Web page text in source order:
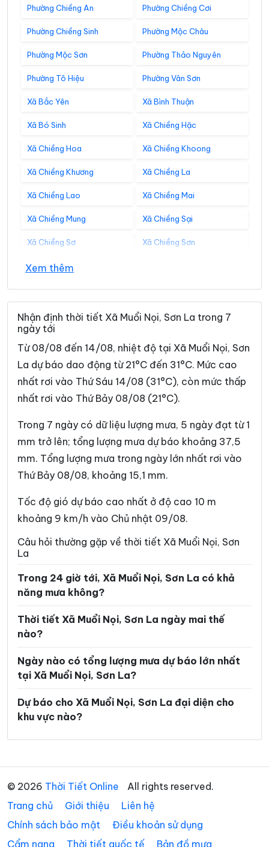
Phường Chiềng An Phường Chiềng Cơi
Phường Chiềng Sinh Phường Mộc Châu
Phường Mộc Sơn Phường Thảo Nguyên
Phường Tô Hiệu Phường Vân Sơn
Xã Bắc Yên Xã Bình Thuận
Xã Bó Sinh Xã Chiềng Hặc
Xã Chiềng Hoa Xã Chiềng Khoong
Xã Chiềng Khương Xã Chiềng La
Xã Chiềng Lao Xã Chiềng Mai
Xã Chiềng Mung Xã Chiềng Sại
Xã Chiềng Sơ Xã Chiềng Sơn
Xã Chiềng Sung
Xã Đoàn Kết Xã Gia Phù
Xã Huổi Một Xã Kim Bon
Xã Long Hẹ
Xã Lóng Sập Xã Mai Sơn
Xã Mường Bám Xã Mường Bang
Xã Mường Chanh
Xã Mường Chiên Xã Mường Cơi
Xã Mường É Xã Mường Giôn
Xã Mường Hung Xã Mường Khiêng
Xã Mường La Xã Mường Lầm
Xã Mường Lạn Xã Mường Lèo
Xã Mường Sại Xã Nậm Lầu
Xã Pắc Ngà
Xã Phiêng Khoài Xã Phiêng Pằn
Xã Phù Yên
Xã Quỳnh Nhai Xã Song Khủa
Xã Sông Mã Xã Sốp Cộp
Xã Suối Tọ
Xã Thuận Châu Xã Tô Múa
Xã Tường Hạ Xã Vân Hồ
Xã Xím Vàng Xã Xuân Nha
Xem thêm
Nhận định thời tiết Xã Muổi Nọi, Sơn La trong 7
ngày tới
Từ 08/08 đến 14/08, nhiệt độ tại Xã Muổi Nọi, Sơn
La dự báo dao động từ 21°C đến 31°C. Mức cao
nhất rơi vào Thứ Sáu 14/08 (31°C), còn mức thấp
nhất rơi vào Thứ Bảy 08/08 (21°C).
Trong 7 ngày có dữ liệu lượng mưa, 5 ngày đạt từ 1
mm trở lên; tổng lượng mưa dự báo khoảng 37,5
mm. Tổng lượng mưa trong ngày lớn nhất rơi vào
Thứ Bảy 08/08, khoảng 15,1 mm.
Tốc độ gió dự báo cao nhất ở độ cao 10 m
khoảng 9 km/h vào Chủ nhật 09/08.
Câu hỏi thường gặp về thời tiết Xã Muổi Nọi, Sơn
La
Trong 24 giờ tới, Xã Muổi Nọi, Sơn La có khả
năng mưa không?
Thời tiết Xã Muổi Nọi, Sơn La ngày mai thế
nào?
Ngày nào có tổng lượng mưa dự báo lớn nhất
tại Xã Muổi Nọi, Sơn La?
Dự báo cho Xã Muổi Nọi, Sơn La đại diện cho
khu vực nào?
© 2026 Thời Tiết Online
All rights reserved.
Trang chủ
Giới thiệu
Liên hệ
Chính sách bảo mật
Điều khoản sử dụng
Cẩm nang
Thời tiết quốc tế Bản đồ mưa